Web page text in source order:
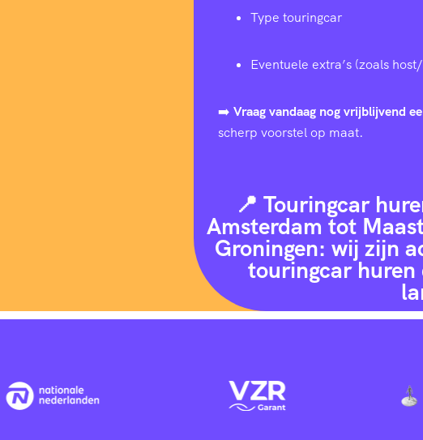
Type touringcar
Eventuele extra’s (zoals
➡️ Vraag vandaag nog vrijblijvend
scherp voorstel op maat.
📍 Touringcar
Amsterdam tot
Groningen: wij zijn
touringcar huren